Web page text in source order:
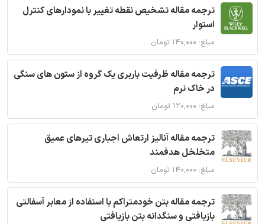
ترجمه مقاله تشخیص نقطه تغییر با نمودارهای کنترل
استوار
مبلغ: ۱۴۰,۰۰۰ تومان
ترجمه مقاله ظرفیت باربری یک گروه از ستون های سنگی
در خاک نرم
مبلغ: ۱۲۰,۰۰۰ تومان
ترجمه مقاله آنالیز ارتعاش اجباری تیرهای عمیق
متخلخل هدفمند
مبلغ: ۱۴۰,۰۰۰ تومان
ترجمه مقاله بتن خودمتراکم با استفاده از معابر آسفالتی
بازیافتی و سنگدانه بتن بازیافتی